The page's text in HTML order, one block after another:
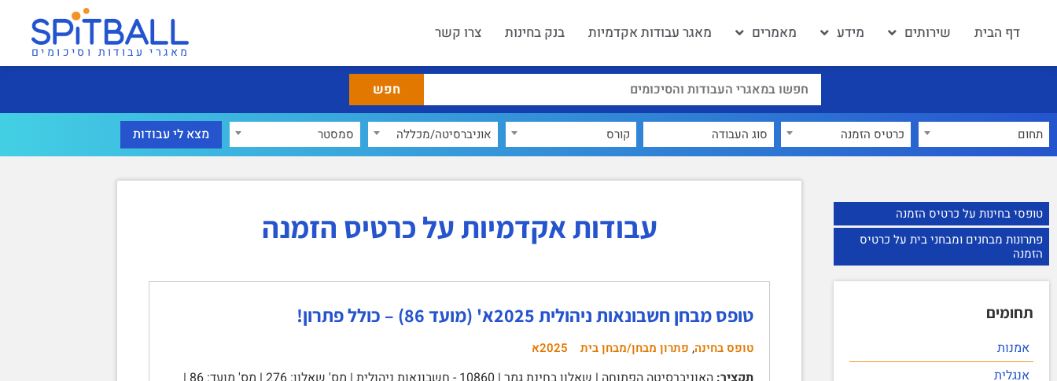
דף הבית שירותים מידע מאמרים מאגר עבודות אקדמיות בנק בחינות צרו קשר
מאגרי עבודות וסיכומים
תחום כרטיס הזמנה קורס אוניברסיטה/מכללה סמסטר
טופסי בחינות על כרטיס הזמנה
פתרונות מבחנים ומבחני בית על כרטיס
הזמנה
תחומים
אמנות
אנגלית
עבודות אקדמיות על כרטיס הזמנה
טופס מבחן חשבונאות ניהולית 2025א' (מועד 86) – כולל פתרון!
טופס בחינה, פתרון מבחן/מבחן בית 2025א